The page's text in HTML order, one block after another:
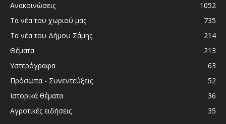
Ανακοινώσεις
1052
Τα νέα του χωριού μας
735
Τα νέα του Δήμου Σάμης
214
Θέματα
213
Υστερόγραφα
63
Πρόσωπα - Συνεντεύξεις
52
Ιστορικά θέματα
36
Αγροτικές ειδήσεις
35